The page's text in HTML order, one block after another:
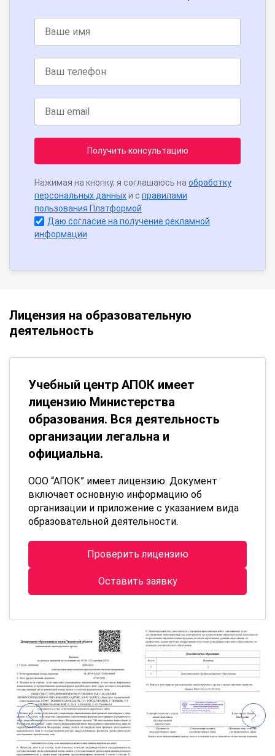
Получить консультацию
Нажимая на кнопку, я соглашаюсь на обработку
персональных данныхи с правилами
пользования Платформой
Даю согласие на получение рекламной
информации
Лицензия на образовательную
деятельность
Учебный центр АПОК имеет
лицензию Министерства
образования. Вся деятельность
организации легальна и
официальна.
ООО “АПОК” имеет лицензию. Документ
включает основную информацию об
организации и приложение с указанием вида
образовательной деятельности.
Проверить лицензию
Оставить заявку